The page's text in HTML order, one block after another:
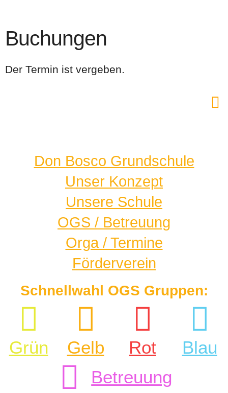
Buchungen
Der Termin ist vergeben.
Don Bosco Grundschule
Unser Konzept
Unsere Schule
OGS / Betreuung
Orga / Termine
Förderverein
Schnellwahl OGS Gruppen:
Grün Gelb Rot
Blau
Betreuung